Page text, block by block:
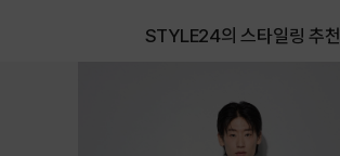
STYLE24의 스타일링 추천